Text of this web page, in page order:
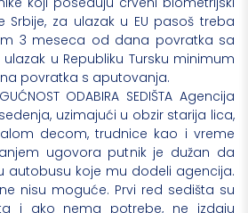
Srbije, za ulazak u EU pasoš treba
3 meseca od dana povratka sa
u Republiku Tursku minimum
povratka s aputovanja.
ODABIRA SEDIŠTA Agencija
uzimajući u obzir starija lica,
decom, trudnice kao i vreme
ugovora putnik je dužan da
autobusu koje mu dodeli agencija.
nisu moguće. Prvi red sedišta su
i ako nema potrebe, ne izdaju